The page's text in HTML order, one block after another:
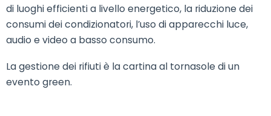
di luoghi efficienti a livello energetico, la riduzione dei
consumi dei condizionatori, l’uso di apparecchi luce,
audio e video a basso consumo.
La gestione dei rifiuti è la cartina al tornasole di un
evento green.